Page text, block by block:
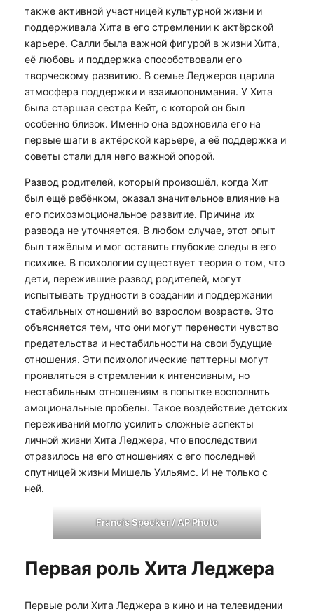
также активной участницей культурной жизни и
поддерживала Хита в его стремлении к актёрской
карьере. Салли была важной фигурой в жизни Хита,
её любовь и поддержка способствовали его
творческому развитию. В семье Леджеров царила
атмосфера поддержки и взаимопонимания. У Хита
была старшая сестра Кейт, с которой он был
особенно близок. Именно она вдохновила его на
первые шаги в актёрской карьере, а её поддержка и
советы стали для него важной опорой.
Развод родителей, который произошёл, когда Хит
был ещё ребёнком, оказал значительное влияние на
его психоэмоциональное развитие. Причина их
развода не уточняется. В любом случае, этот опыт
был тяжёлым и мог оставить глубокие следы в его
психике. В психологии существует теория о том, что
дети, пережившие развод родителей, могут
испытывать трудности в создании и поддержании
стабильных отношений во взрослом возрасте. Это
объясняется тем, что они могут перенести чувство
предательства и нестабильности на свои будущие
отношения. Эти психологические паттерны могут
проявляться в стремлении к интенсивным, но
нестабильным отношениям в попытке восполнить
эмоциональные пробелы. Такое воздействие детских
переживаний могло усилить сложные аспекты
личной жизни Хита Леджера, что впоследствии
отразилось на его отношениях с его последней
спутницей жизни Мишель Уильямс. И не только с
ней.
Francis Specker / AP Photo
Первая роль Хита Леджера
Первые роли Хита Леджера в кино и на телевидении